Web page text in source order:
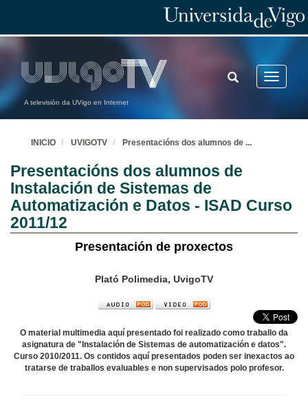
A televisión da UVigo en Internet
Toggle
TOGGLE
SEARCH
INICIO UVIGOTV Presentacións dos alumnos de ...
Presentacións dos alumnos de
Instalación de Sistemas de
Automatización e Datos - ISAD Curso
2011/12
Presentación de proxectos
Plató Polimedia, UvigoTV
O material multimedia aquí presentado foi realizado como traballo da
asignatura de "Instalación de Sistemas de automatización e datos".
Curso 2010/2011. Os contidos aquí presentados poden ser inexactos ao
tratarse de traballos evaluables e non supervisados polo profesor.